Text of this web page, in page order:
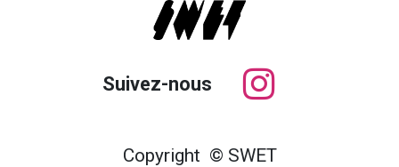
Suivez-nous
Copyright © SWET